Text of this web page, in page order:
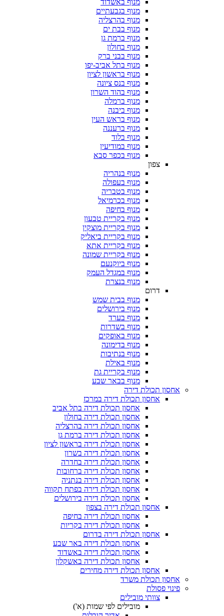
מנוף באשדוד
מנוף בגבעתיים
מנוף בהרצליה
מנוף בבת ים
מנוף ברמת גן
מנוף בחולון
מנוף בבני ברק
מנוף בתל אביב-יפו
מנוף בראשון לציון
מנוף בנס ציונה
מנוף בהוד השרון
מנוף ברמלה
מנוף ביבנה
מנוף בראש העין
מנוף ברעננה
מנוף בלוד
מנוף במודיעין
מנוף בכפר סבא
צפון
מנוף בנהריה
מנוף בעפולה
מנוף בטבריה
מנוף בכרמיאל
מנוף בחיפה
מנוף בקריית טבעון
מנוף בקריית מוצקין
מנוף בקריית ביאליק
מנוף בקריית אתא
מנוף בקריית שמונה
מנוף ביוקנעם
מנוף במגדל העמק
מנוף בנצרת
דרום
מנוף בבית שמש
מנוף בירושלים
מנוף בערד
מנוף בשדרות
מנוף באופקים
מנוף בדימונה
מנוף בנתיבות
מנוף באילת
מנוף בקריית גת
מנוף בבאר שבע
אחסון תכולת דירה
אחסון תכולת דירה במרכז
אחסון תכולת דירה בתל אביב
אחסון תכולת דירה בחולון
אחסון תכולת דירה בהרצליה
אחסון תכולת דירה ברמת גן
אחסון תכולת דירה בראשון לציון
אחסון תכולת דירה בשרון
אחסון תכולת דירה בחדרה
אחסון תכולת דירה ברחובות
אחסון תכולת דירה בנתניה
אחסון תכולת דירה בפתח תקווה
אחסון תכולת דירה בירושלים
אחסון תכולת דירה בצפון
אחסון תכולת דירה בחיפה
אחסון תכולת דירה בקריות
אחסון תכולת דירה בדרום
אחסון תכולת דירה באר שבע
אחסון תכולת דירה באשדוד
אחסון תכולת דירה באשקלון
אחסון תכולת דירה מחירים
אחסון תכולת משרד
פינוי פסולת
צוותי מובילים
מובילים לפי שמות (א')